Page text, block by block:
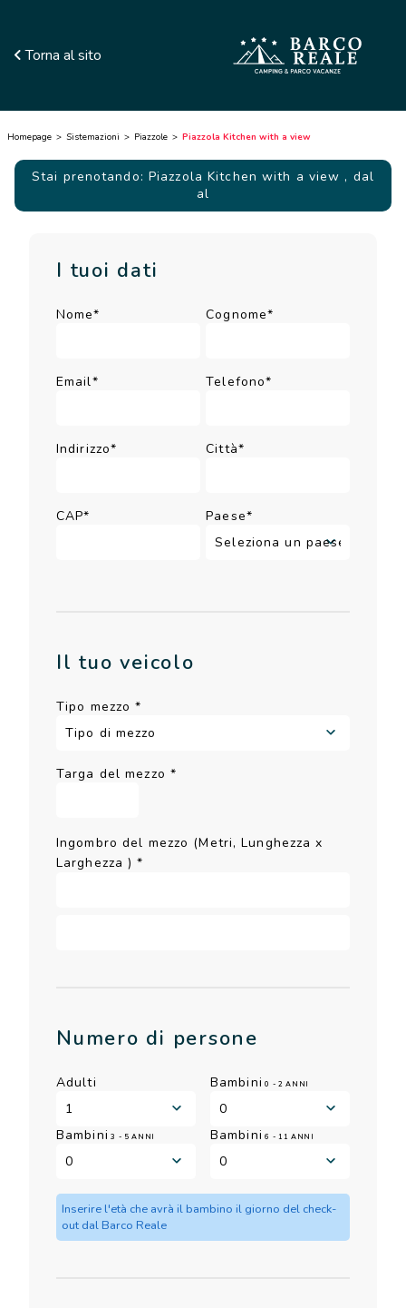
Torna al sito
Homepage Sistemazioni Piazzole Piazzola Kitchen with a view
Stai prenotando: Piazzola Kitchen with a view , dal
al
I tuoi dati
Nome* Cognome*
Email* Telefono*
Indirizzo* Città*
CAP* Paese*
Il tuo veicolo
Tipo mezzo*
Targa del mezzo *
Ingombro del mezzo (Metri, Lunghezza x
Larghezza )*
Numero di persone
Adulti Bambini 0 - 2 ANNI
Bambini 3 - 5 ANNI Bambini 6 - 11 ANNI
Inserire l'età che avrà il bambino il giorno del check-
out dal Barco Reale